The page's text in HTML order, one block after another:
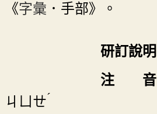
《字彙 ．手部》。
研訂說明
注 音
ㄐㄩㄝˊ